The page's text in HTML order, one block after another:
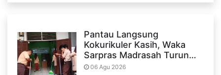
Pantau Langsung
Kokurikuler Kasih, Waka
Sarpras Madrasah Turun…
06 Agu 2026